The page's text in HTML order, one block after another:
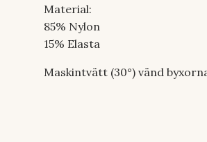
Material:
85% Nylon
15% Elasta
Maskintvätt (30°) vänd